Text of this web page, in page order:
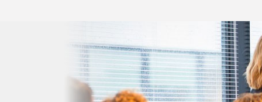
diagnostic et l’accompagnement
des personnes présentant des
acouphènes chroniques
invalidants . Elle publie
aujourd’hui ses travaux, destinés
aux professionnels de santé [1]
impliqués dans le suivi de ces
patients.